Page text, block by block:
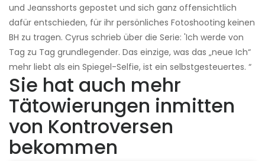
und Jeansshorts gepostet und sich ganz offensichtlich
dafür entschieden, für ihr persönliches Fotoshooting keinen
BH zu tragen. Cyrus schrieb über die Serie: 'Ich werde von
Tag zu Tag grundlegender. Das einzige, was das „neue Ich“
mehr liebt als ein Spiegel-Selfie, ist ein selbstgesteuertes. “
Sie hat auch mehr
Tätowierungen inmitten
von Kontroversen
bekommen